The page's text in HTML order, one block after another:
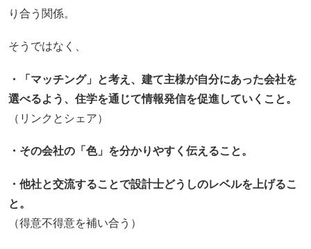
り合う関係。
そうではなく、
・「マッチング」と考え、建て主様が自分にあった会社を
選べるよう、住学を通じて情報発信を促進していくこと。
（リンクとシェア）
・その会社の「色」を分かりやすく伝えること。
・他社と交流することで設計士どうしのレベルを上げるこ
と。
（得意不得意を補い合う）